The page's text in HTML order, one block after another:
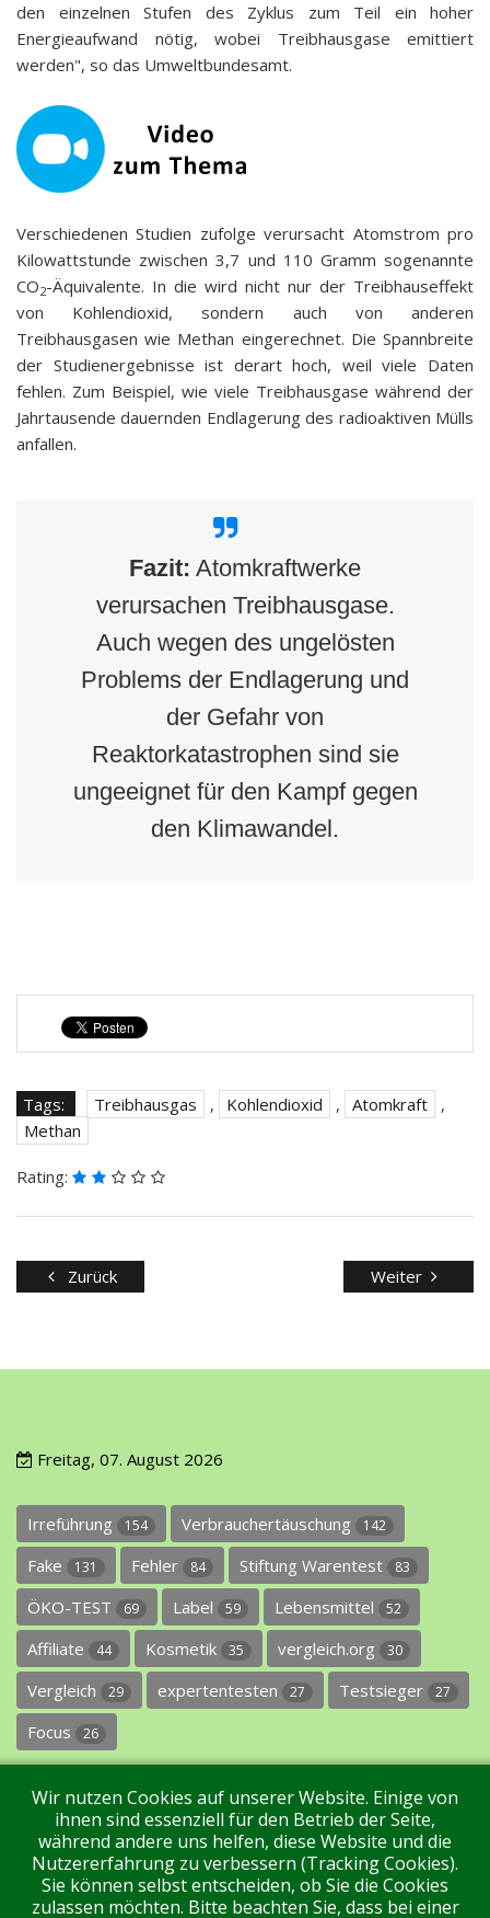
den einzelnen Stufen des Zyklus zum Teil ein hoher
Energieaufwand nötig, wobei Treibhausgase emittiert
werden", so das Umweltbundesamt.
Verschiedenen Studien zufolge verursacht Atomstrom pro
Kilowattstunde zwischen 3,7 und 110 Gramm sogenannte
CO2-Äquivalente. In die wird nicht nur der Treibhauseffekt
von Kohlendioxid, sondern auch von anderen
Treibhausgasen wie Methan eingerechnet. Die Spannbreite
der Studienergebnisse ist derart hoch, weil viele Daten
fehlen. Zum Beispiel, wie viele Treibhausgase während der
Jahrtausende dauernden Endlagerung des radioaktiven Mülls
anfallen.
Fazit: Atomkraftwerke
verursachen Treibhausgase.
Auch wegen des ungelösten
Problems der Endlagerung und
der Gefahr von
Reaktorkatastrophen sind sie
ungeeignet für den Kampf gegen
den Klimawandel.
Tags: Treibhausgas , Kohlendioxid , Atomkraft
,
Methan
Rating:
Zurück Weiter
Freitag, 07. August 2026
Irreführung 154 Verbrauchertäuschung 142
Fake 131 Fehler 84 Stiftung Warentest 83
ÖKO-TEST 69 Label 59 Lebensmittel 52
Affiliate 44 Kosmetik 35 vergleich.org 30
Vergleich 29 expertentesten 27 Testsieger 27
Focus 26
Impressum Datenschutz Über uns Kontakt
Wir nutzen Cookies auf unserer Website. Einige von
ihnen sind essenziell für den Betrieb der Seite,
während andere uns helfen, diese Website und die
Nutzererfahrung zu verbessern (Tracking Cookies).
Sie können selbst entscheiden, ob Sie die Cookies
zulassen möchten. Bitte beachten Sie, dass bei einer